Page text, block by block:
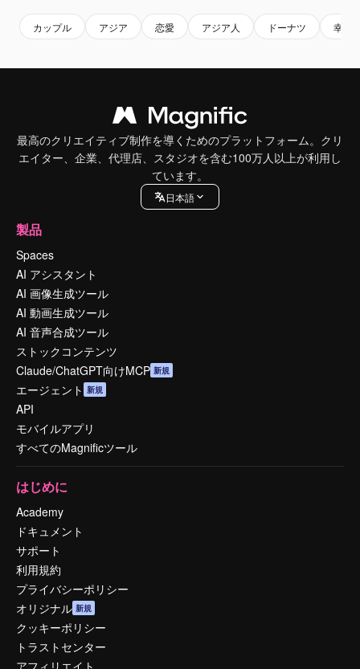
カップル アジア 恋愛 アジア人 ドーナツ 幸福
最高のクリエイティブ制作を導くためのプラットフォーム。クリ
エイター、企業、代理店、スタジオを含む100万人以上が利用し
ています。
日本語
製品
Spaces
AI アシスタント
AI 画像生成ツール
AI 動画生成ツール
AI 音声合成ツール
ストックコンテンツ
Claude/ChatGPT向けMCP 新規
エージェント 新規
API
モバイルアプリ
すべてのMagnificツール
はじめに
Academy
ドキュメント
サポート
利用規約
プライバシーポリシー
オリジナル 新規
クッキーポリシー
トラストセンター
アフィリエイト